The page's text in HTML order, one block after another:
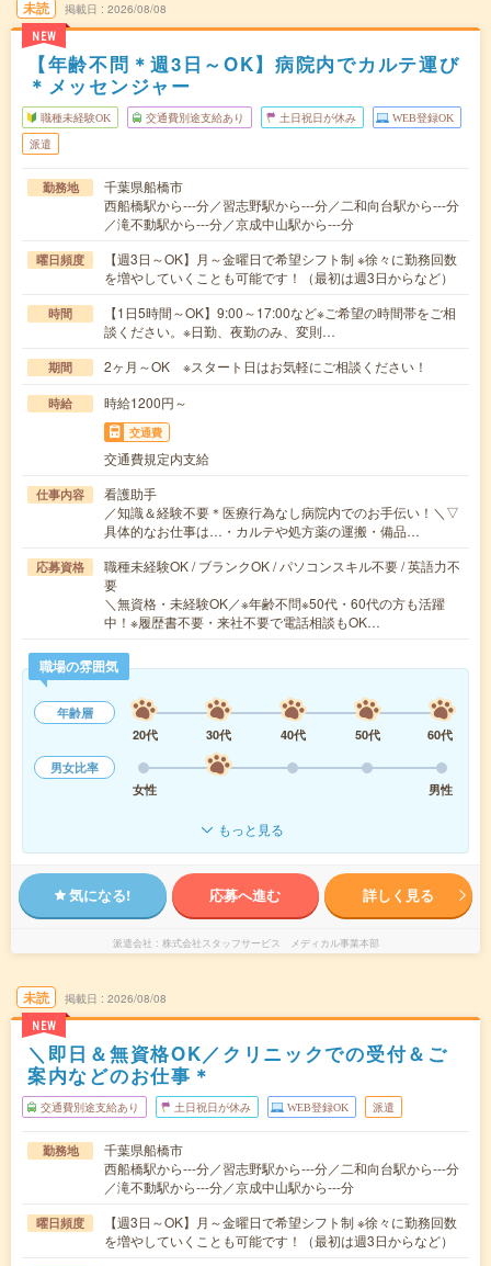
未読
NEW
掲載日 2026/08/08
【年齢不問＊週3日～OK】病院内でカルテ運び
＊メッセンジャー
職種未経験OK 交通費別途支給あり 土日祝日が休み WEB登録OK
派遣
勤務地
千葉県船橋市
西船橋駅から---分／習志野駅から---分／二和向台駅から---分
／滝不動駅から---分／京成中山駅から---分
曜日頻度
【週3日～OK】月～金曜日で希望シフト制 ※徐々に勤務回数
を増やしていくことも可能です！（最初は週3日からなど）
時間
【1日5時間～OK】9:00～17:00など※ご希望の時間帯をご相
談ください。※日勤、夜勤のみ、変則…
期間 2ヶ月～OK ※スタート日はお気軽にご相談ください！
時給 時給1200円～
交通費
交通費規定内支給
仕事内容
看護助手
／知識＆経験不要＊医療行為なし病院内でのお手伝い！＼▽
具体的なお仕事は…・カルテや処方薬の運搬・備品…
応募資格
職種未経験OK / ブランクOK / パソコンスキル不要 / 英語力不
要
＼無資格・未経験OK／※年齢不問※50代・60代の方も活躍
中！※履歴書不要・来社不要で電話相談もOK…
職場の雰囲気
年齢層
20代
30代 40代 50代
60代
男女比率
女性
男性
もっと見る
気になる! 応募へ進む 詳しく見る
派遣会社 株式会社スタッフサービス メディカル事業本部
未読
NEW
掲載日 2026/08/08
＼即日＆無資格OK／クリニックでの受付＆ご
案内などのお仕事＊
交通費別途支給あり 土日祝日が休み WEB登録OK 派遣
勤務地
千葉県船橋市
西船橋駅から---分／習志野駅から---分／二和向台駅から---分
／滝不動駅から---分／京成中山駅から---分
曜日頻度
【週3日～OK】月～金曜日で希望シフト制 ※徐々に勤務回数
を増やしていくことも可能です！（最初は週3日からなど）